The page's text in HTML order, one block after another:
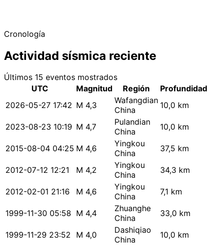
Cronología
Actividad sísmica reciente
Últimos 15 eventos mostrados
UTC
Magnitud Región
Profundidad
2026-05-27 17:42 M 4,3
Wafangdian
China
10,0 km
2023-08-23 10:19 M 4,7
Pulandian
China
10,0 km
2015-08-04 04:25 M 4,6
Yingkou
China
37,5 km
2012-07-12 12:21 M 4,2
Yingkou
China
34,3 km
2012-02-01 21:16 M 4,6
Yingkou
China
7,1 km
1999-11-30 05:58 M 4,4
Zhuanghe
China
33,0 km
1999-11-29 23:52 M 4,0
Dashiqiao
China
10,0 km